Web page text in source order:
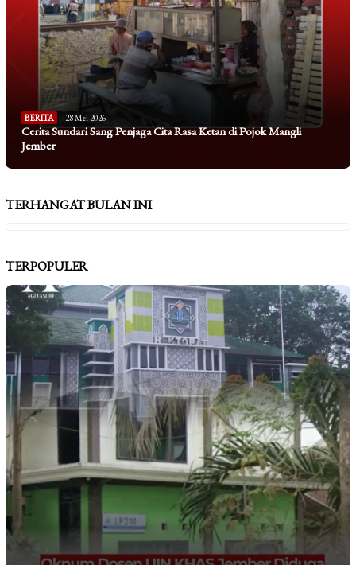
BERITA 28 Mei 2026
Cerita Sundari Sang Penjaga Cita Rasa Ketan di Pojok Mangli
Jember
TERHANGAT BULAN INI
TERPOPULER